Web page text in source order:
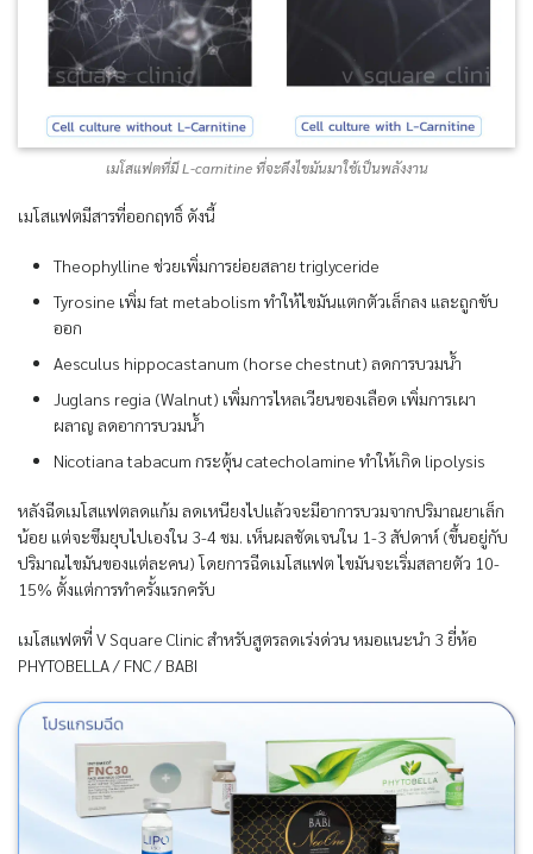
เมโสแฟตที่มี L-carnitine ที่จะดึงไขมันมาใช้เป็นพลังงาน
เมโสแฟตมีสารที่ออกฤทธิ์ ดังนี้
Theophylline ช่วยเพิ่มการย่อยสลาย triglyceride
Tyrosine เพิ่ม fat metabolism ทำให้ไขมันแตกตัวเล็กลง และถูกขับ
ออก
Aesculus hippocastanum (horse chestnut) ลดการบวมน้ำ
Juglans regia (Walnut) เพิ่มการไหลเวียนของเลือด เพิ่มการเผา
ผลาญ ลดอาการบวมน้ำ
Nicotiana tabacum กระตุ้น catecholamine ทำให้เกิด lipolysis
หลังฉีดเมโสแฟตลดแก้ม ลดเหนียงไปแล้วจะมีอาการบวมจากปริมาณยาเล็ก
น้อย แต่จะซึมยุบไปเองใน 3-4 ชม. เห็นผลชัดเจนใน 1-3 สัปดาห์ (ขึ้นอยู่กับ
ปริมาณไขมันของแต่ละคน) โดยการฉีดเมโสแฟต ไขมันจะเริ่มสลายตัว 10-
15% ตั้งแต่การทำครั้งแรกครับ
เมโสแฟตที่ V Square Clinic สำหรับสูตรลดเร่งด่วน หมอแนะนำ 3 ยี่ห้อ
PHYTOBELLA / FNC / BABI